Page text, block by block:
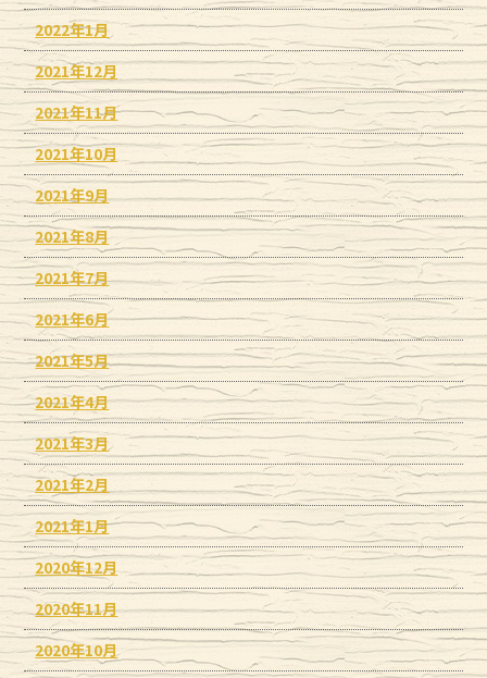
2022年1月
2021年12月
2021年11月
2021年10月
2021年9月
2021年8月
2021年7月
2021年6月
2021年5月
2021年4月
2021年3月
2021年2月
2021年1月
2020年12月
2020年11月
2020年10月